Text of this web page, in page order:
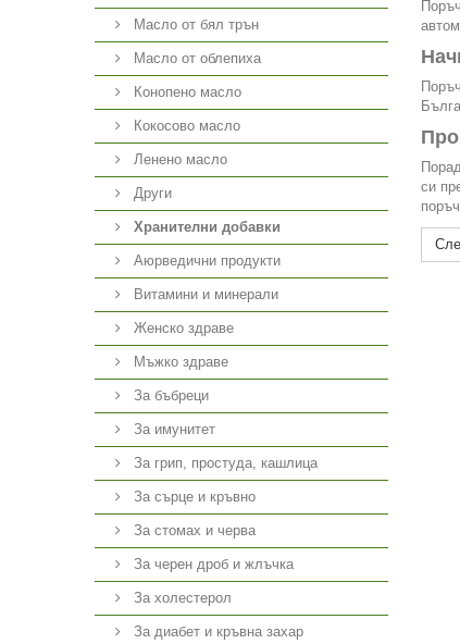
Масло от бял трън
Масло от облепиха
Конопено масло
Кокосово масло
Ленено масло
Други
Хранителни добавки
Аюрведични продукти
Витамини и минерали
Женско здраве
Мъжко здраве
За бъбреци
За имунитет
За грип, простуда, кашлица
За сърце и кръвно
За стомах и черва
За черен дроб и жлъчка
За холестерол
За диабет и кръвна захар
си